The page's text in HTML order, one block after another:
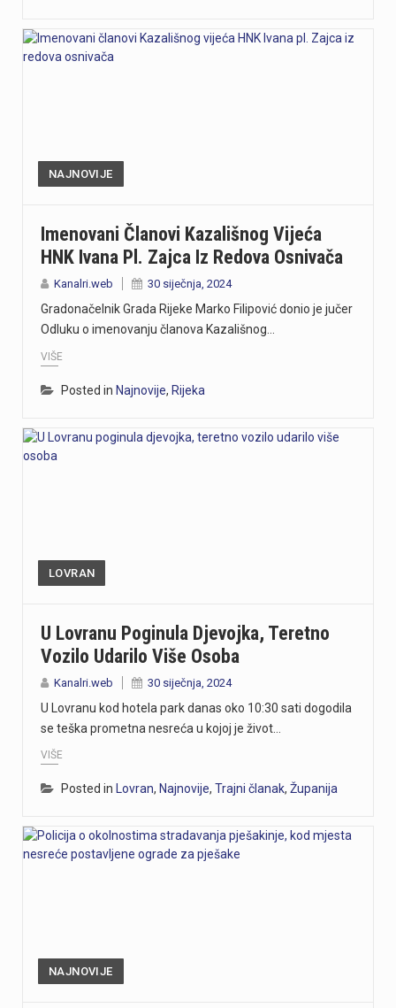
NAJNOVIJE
Imenovani Članovi Kazališnog Vijeća
HNK Ivana Pl. Zajca Iz Redova Osnivača
Kanalri.web 30 siječnja, 2024
Gradonačelnik Grada Rijeke Marko Filipović donio je jučer
Odluku o imenovanju članova Kazališnog…
VIŠE
Posted in Najnovije, Rijeka
LOVRAN
U Lovranu Poginula Djevojka, Teretno
Vozilo Udarilo Više Osoba
Kanalri.web 30 siječnja, 2024
U Lovranu kod hotela park danas oko 10:30 sati dogodila
se teška prometna nesreća u kojoj je život…
VIŠE
Posted in Lovran, Najnovije, Trajni članak, Županija
NAJNOVIJE